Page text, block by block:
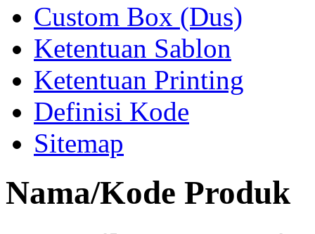
Custom Box (Dus)
Ketentuan Sablon
Ketentuan Printing
Definisi Kode
Sitemap
Nama/Kode Produk